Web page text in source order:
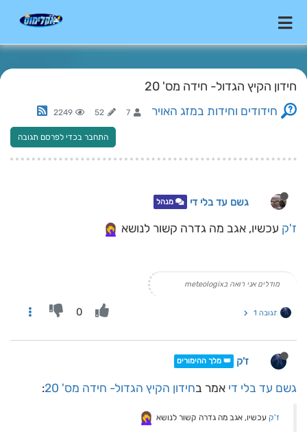
חידון הקיץ הגדול- חידה מס' 20
חידודים וחידות במזג האויר 7
52
2249
התחבר בכדי לפרסם תגובה
גשם עד בלי די מנהל
ז'ק עכשיו, אגב מה גדרה קשור לנושא
מודלים אני רואה בmeteologix
תגובה 1 0
ז'ק 👑 מלך ההימורים
גשם עד בלי די אמר בחידון הקיץ הגדול- חידה מס' 20 :
ז'ק עכשיו, אגב מה גדרה קשור לנושא